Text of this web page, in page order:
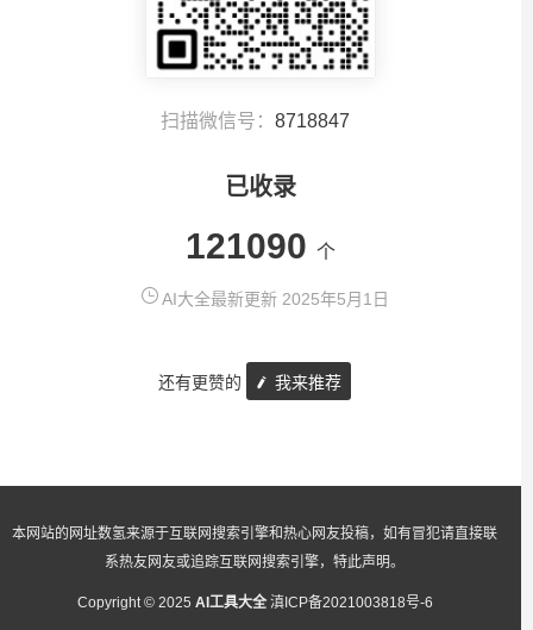
扫描微信号： 8718847
已收录
121090 个
AI大全最新更新 2025年5月1日
还有更赞的 我来推荐
本网站的网址数氢来源于互联网搜索引擎和热心网友投稿，如有冒犯请直接联
系热友网友或追踪互联网搜索引擎，特此声明。
Copyright © 2025 AI工具大全 滇ICP备2021003818号-6